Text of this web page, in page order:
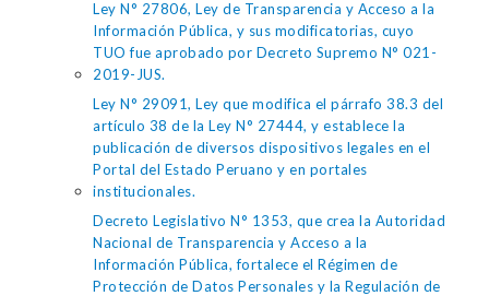
Ley N° 27806, Ley de Transparencia y Acceso a la
Información Pública, y sus modificatorias, cuyo
TUO fue aprobado por Decreto Supremo N° 021-
2019-JUS.
Ley N° 29091, Ley que modifica el párrafo 38.3 del
artículo 38 de la Ley N° 27444, y establece la
publicación de diversos dispositivos legales en el
Portal del Estado Peruano y en portales
institucionales.
Decreto Legislativo N° 1353, que crea la Autoridad
Nacional de Transparencia y Acceso a la
Información Pública, fortalece el Régimen de
Protección de Datos Personales y la Regulación de